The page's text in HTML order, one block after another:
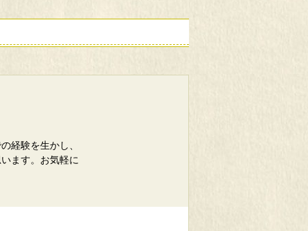
経験を生かし、
ます。お気軽に